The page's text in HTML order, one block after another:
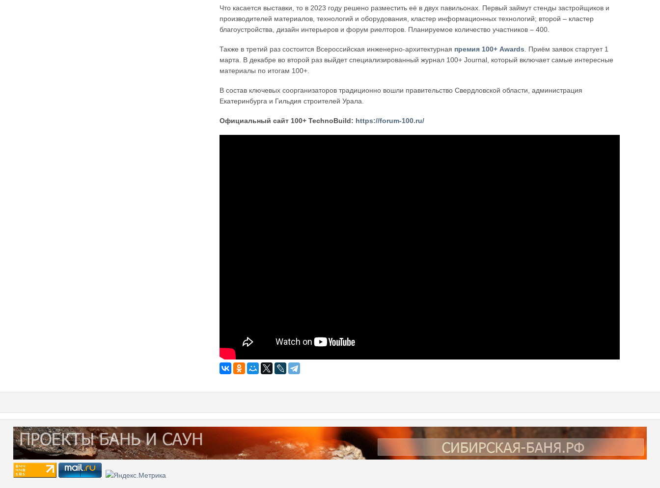
Что касается выставки, то в 2023 году решено разместить её в двух павильонах. Первый займут стенды застройщиков и
производителей материалов, технологий и оборудования, кластер информационных технологий; второй – кластер
благоустройства, дизайн интерьеров и форум риелторов. Планируемое количество участников – 400.
Также в третий раз состоится Всероссийская инженерно-архитектурная премия 100+ Awards . Приём заявок стартует 1
марта. В декабре во второй раз выйдет специализированный журнал 100+ Journal, который включает самые интересные
материалы по итогам 100+.
В состав ключевых соорганизаторов традиционно вошли правительство Свердловской области, администрация
Екатеринбурга и Гильдия строителей Урала.
Официальный сайт 100+ TechnoBuild: https://forum-100.ru/